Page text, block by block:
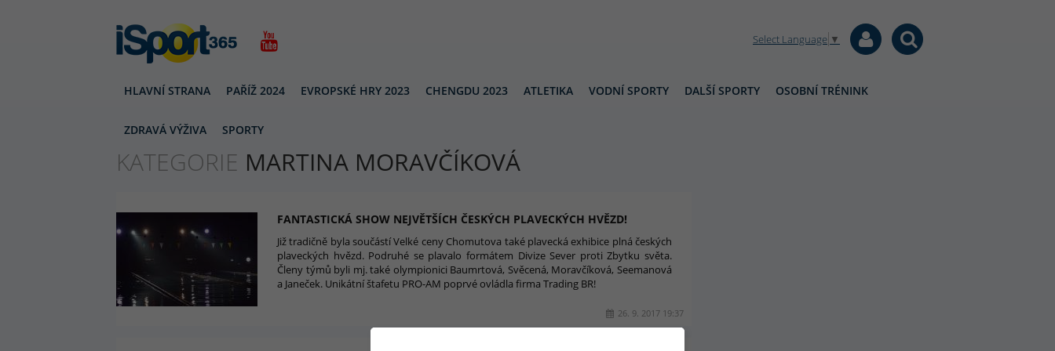
Select Language ▼
HLAVNÍ STRANA PAŘÍŽ 2024 EVROPSKÉ HRY 2023 CHENGDU 2023 ATLETIKA VODNÍ SPORTY DALŠÍ SPORTY OSOBNÍ TRÉNINK
ZDRAVÁ VÝŽIVA SPORTY
MARTINA MORAVČÍKOVÁ
KATEGORIE MARTINA MORAVČÍKOVÁ
FANTASTICKÁ SHOW NEJVĚTŠÍCH ČESKÝCH PLAVECKÝCH HVĚZD!
Již tradičně byla součástí Velké ceny Chomutova také plavecká exhibice plná českých
plaveckých hvězd. Podruhé se plavalo formátem Divize Sever proti Zbytku světa.
Členy týmů byli mj. také olympionici Baumrtová, Svěcená, Moravčíková, Seemanová
a Janeček. Unikátní štafetu PRO-AM poprvé ovládla firma Trading BR!
26. 9. 2017 19:37